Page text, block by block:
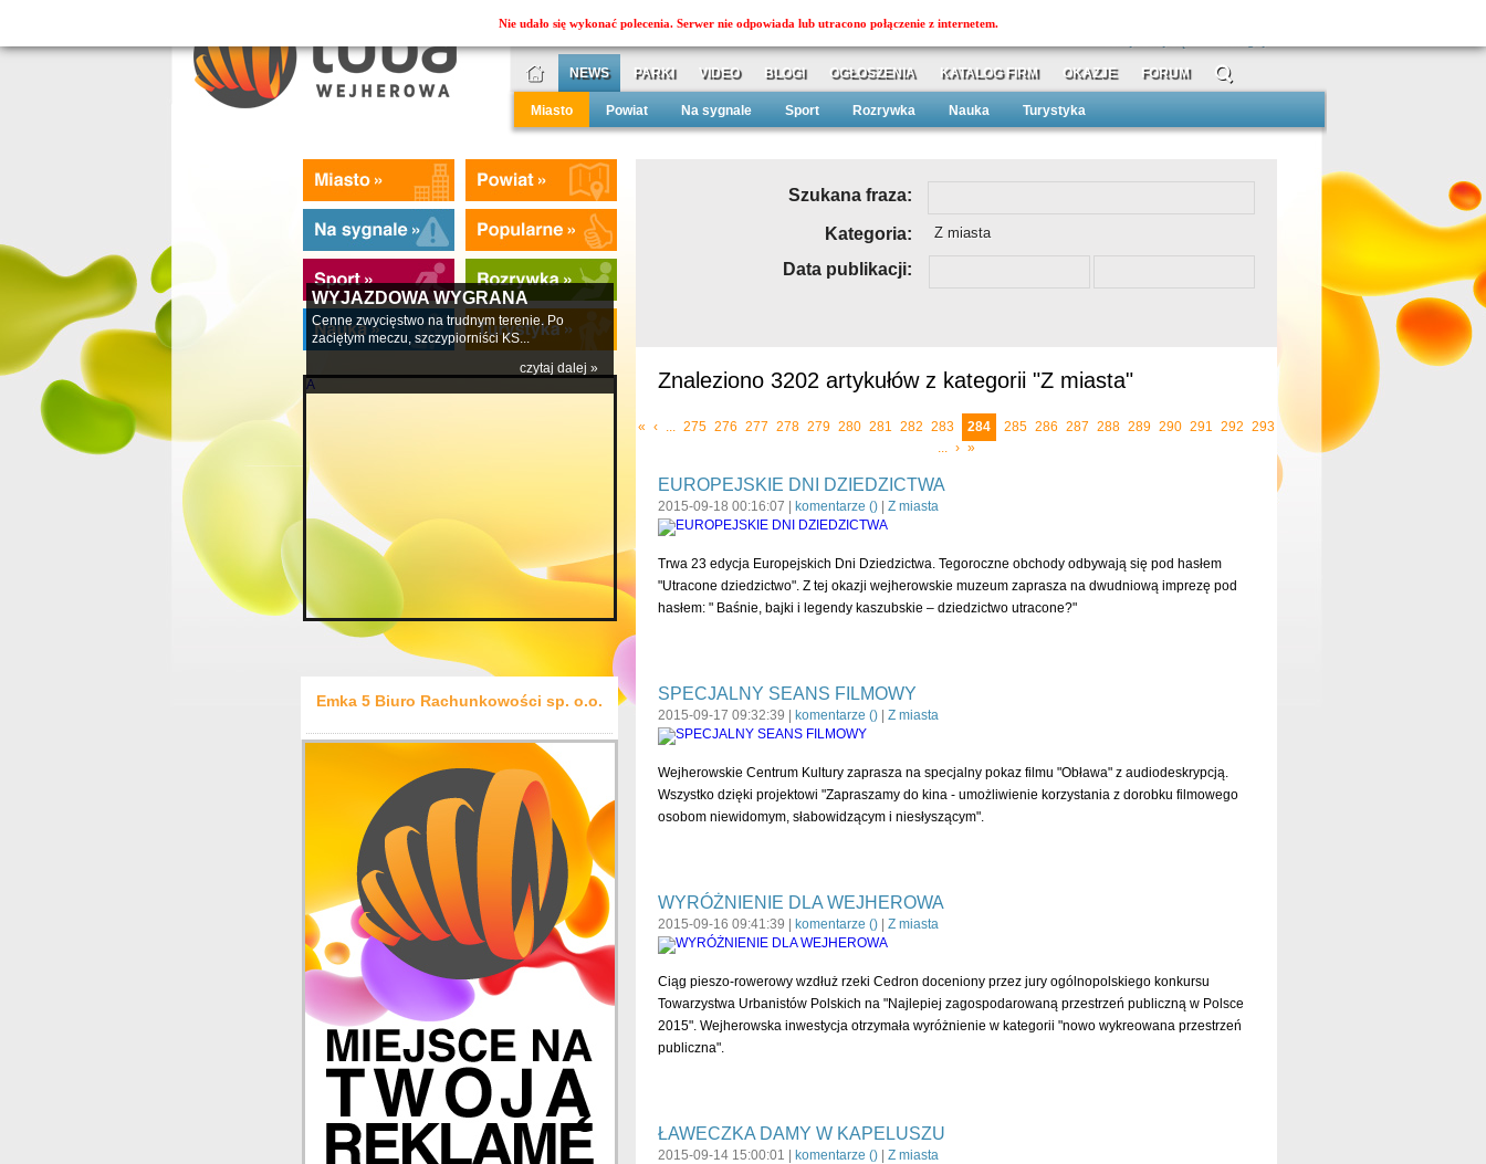
NEWS PARKI VIDEO BLOGI OGŁOSZENIA KATALOG FIRM OKAZJE FORUM
Miasto Powiat Na sygnale Sport Rozrywka Nauka Turystyka
WYJAZDOWA WYGRANA
Cenne zwycięstwo na trudnym terenie. Po
zaciętym meczu, szczypiorniści KS...
czytaj dalej »
Emka 5 Biuro Rachunkowości sp. o.o.
Szukana fraza:
Kategoria: Z miasta
Data publikacji:
Znaleziono 3202 artykułów z kategorii "Z miasta"
« ‹ ... 275 276 277 278 279 280 281 282 283 284 285 286 287 288 289 290 291 292 293
... › »
EUROPEJSKIE DNI DZIEDZICTWA
2015-09-18 00:16:07 | komentarze ()| Z miasta
Trwa 23 edycja Europejskich Dni Dziedzictwa. Tegoroczne obchody odbywają się pod hasłem
"Utracone dziedzictwo". Z tej okazji wejherowskie muzeum zaprasza na dwudniową imprezę pod
hasłem: " Baśnie, bajki i legendy kaszubskie – dziedzictwo utracone?"
SPECJALNY SEANS FILMOWY
2015-09-17 09:32:39 | komentarze ()| Z miasta
Wejherowskie Centrum Kultury zaprasza na specjalny pokaz filmu "Obława" z audiodeskrypcją.
Wszystko dzięki projektowi "Zapraszamy do kina - umożliwienie korzystania z dorobku filmowego
osobom niewidomym, słabowidzącym i niesłyszącym".
WYRÓŻNIENIE DLA WEJHEROWA
2015-09-16 09:41:39 | komentarze ()| Z miasta
Ciąg pieszo-rowerowy wzdłuż rzeki Cedron doceniony przez jury ogólnopolskiego konkursu
Towarzystwa Urbanistów Polskich na "Najlepiej zagospodarowaną przestrzeń publiczną w Polsce
2015". Wejherowska inwestycja otrzymała wyróżnienie w kategorii "nowo wykreowana przestrzeń
publiczna".
ŁAWECZKA DAMY W KAPELUSZU
2015-09-14 15:00:01 | komentarze ()| Z miasta
Nie udało się wykonać polecenia. Serwer nie odpowiada lub utracono połączenie z internetem.